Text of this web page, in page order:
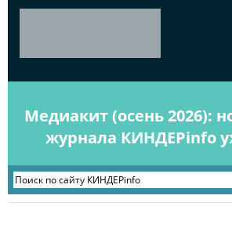
Медиакит (осень 2026):
журнала КИНДЕРinfo